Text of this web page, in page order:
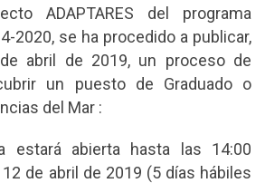
ADAPTARES del programa
2020, se ha procedido a publicar,
de abril de 2019, un proceso de
un puesto de Graduado o
del Mar :
estará abierta hasta las 14:00
de abril de 2019 (5 días hábiles